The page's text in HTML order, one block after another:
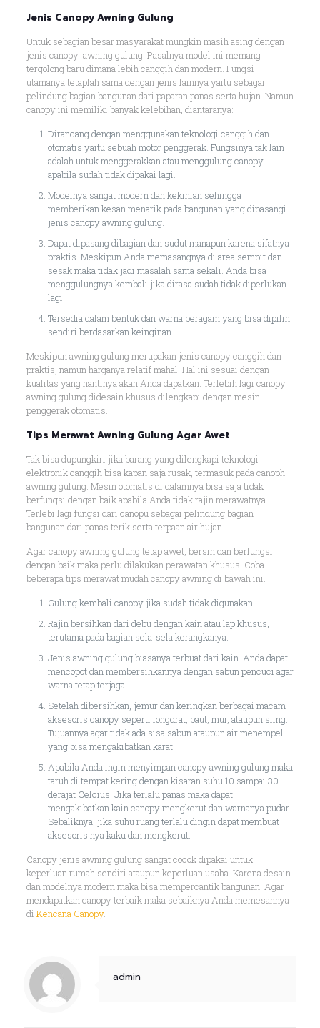
Jenis Canopy Awning Gulung
Untuk sebagian besar masyarakat mungkin masih asing dengan
jenis canopy awning gulung. Pasalnya model ini memang
tergolong baru dimana lebih canggih dan modern. Fungsi
utamanya tetaplah sama dengan jenis lainnya yaitu sebagai
pelindung bagian bangunan dari paparan panas serta hujan. Namun
canopy ini memiliki banyak kelebihan, diantaranya:
Dirancang dengan menggunakan teknologi canggih dan
otomatis yaitu sebuah motor penggerak. Fungsinya tak lain
adalah untuk menggerakkan atau menggulung canopy
apabila sudah tidak dipakai lagi.
Modelnya sangat modern dan kekinian sehingga
memberikan kesan menarik pada bangunan yang dipasangi
jenis canopy awning gulung.
Dapat dipasang dibagian dan sudut manapun karena sifatnya
praktis. Meskipun Anda memasangnya di area sempit dan
sesak maka tidak jadi masalah sama sekali. Anda bisa
menggulungnya kembali jika dirasa sudah tidak diperlukan
lagi.
Tersedia dalam bentuk dan warna beragam yang bisa dipilih
sendiri berdasarkan keinginan.
Meskipun awning gulung merupakan jenis canopy canggih dan
praktis, namun harganya relatif mahal. Hal ini sesuai dengan
kualitas yang nantinya akan Anda dapatkan. Terlebih lagi canopy
awning gulung didesain khusus dilengkapi dengan mesin
penggerak otomatis.
Tips Merawat Awning Gulung Agar Awet
Tak bisa dupungkiri jika barang yang dilengkapi teknologi
elektronik canggih bisa kapan saja rusak, termasuk pada canoph
awning gulung. Mesin otomatis di dalamnya bisa saja tidak
berfungsi dengan baik apabila Anda tidak rajin merawatnya.
Terlebi lagi fungsi dari canopu sebagai pelindung bagian
bangunan dari panas terik serta terpaan air hujan.
Agar canopy awning gulung tetap awet, bersih dan berfungsi
dengan baik maka perlu dilakukan perawatan khusus. Coba
beberapa tips merawat mudah canopy awning di bawah ini.
Gulung kembali canopy jika sudah tidak digunakan.
Rajin bersihkan dari debu dengan kain atau lap khusus,
terutama pada bagian sela-sela kerangkanya.
Jenis awning gulung biasanya terbuat dari kain. Anda dapat
mencopot dan membersihkannya dengan sabun pencuci agar
warna tetap terjaga.
Setelah dibersihkan, jemur dan keringkan berbagai macam
aksesoris canopy seperti longdrat, baut, mur, ataupun sling.
Tujuannya agar tidak ada sisa sabun ataupun air menempel
yang bisa mengakibatkan karat.
Apabila Anda ingin menyimpan canopy awning gulung maka
taruh di tempat kering dengan kisaran suhu 10 sampai 30
derajat Celcius. Jika terlalu panas maka dapat
mengakibatkan kain canopy mengkerut dan warnanya pudar.
Sebaliknya, jika suhu ruang terlalu dingin dapat membuat
aksesoris nya kaku dan mengkerut.
Canopy jenis awning gulung sangat cocok dipakai untuk
keperluan rumah sendiri ataupun keperluan usaha. Karena desain
dan modelnya modern maka bisa mempercantik bangunan. Agar
mendapatkan canopy terbaik maka sebaiknya Anda memesannya
di Kencana Canopy.
admin